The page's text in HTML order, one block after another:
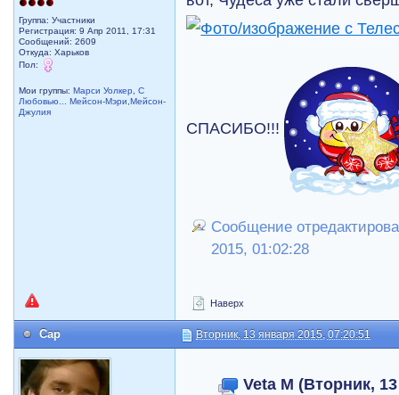
Группа: Участники
Регистрация: 9 Апр 2011, 17:31
Сообщений: 2609
Откуда: Харьков
Пол:
Мои группы:Марси Уолкер ,С
Любовью... Мейсон-Мэри,Мейсон-
Джулия
СПАСИБО!!!
Сообщение
2015, 01:02:28
Наверх
Cap Вторник, 13 января 2015, 07:20:51
Veta M (Вторник,